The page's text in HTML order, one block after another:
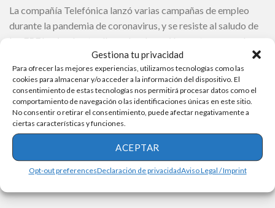
Gestiona tu privacidad
Para ofrecer las mejores experiencias, utilizamos tecnologías como las
cookies para almacenar y/o acceder a la información del dispositivo. El
consentimiento de estas tecnologías nos permitirá procesar datos como el
comportamiento de navegación o las identificaciones únicas en este sitio.
No consentir o retirar el consentimiento, puede afectar negativamente a
ciertas características y funciones.
ACEPTAR
Opt-out preferencesDeclaración de privacidadAviso Legal / Imprint
La compañía Telefónica lanzó varias campañas de empleo
durante la pandemia de coronavirus, y se resiste al saludo de
los ERE haciendo otro llamado a la acción y esta semana hace
otro llamado, esta vez con más de 400 oportunidades.
Tiendas Lidl lanzan más de 70 plazas de empleo para su
campaña de verano Aerolínea […]
SIGUE LEYENDO